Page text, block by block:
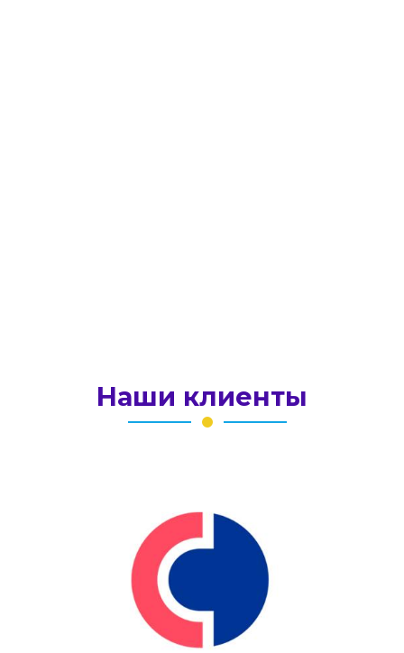
Наши клиенты